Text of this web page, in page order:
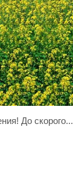
До скорого...